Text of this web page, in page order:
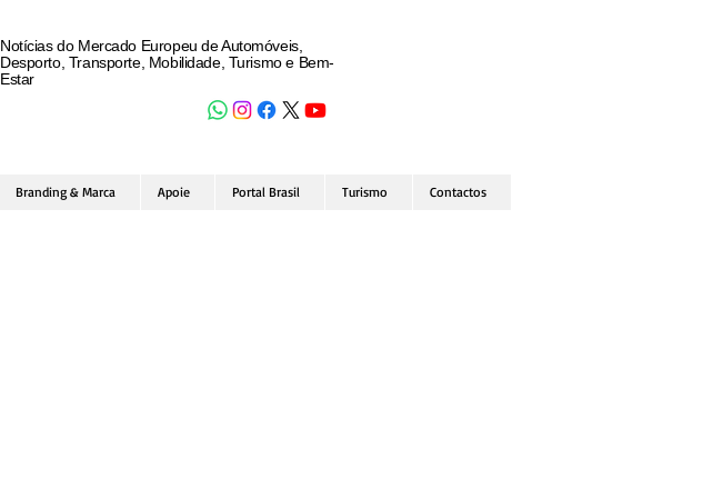
Notícias do Mercado Europeu de Automóveis,
Desporto, Transporte, Mobilidade, Turismo e Bem-
Estar
Branding & Marca Apoie Portal Brasil Turismo Contactos